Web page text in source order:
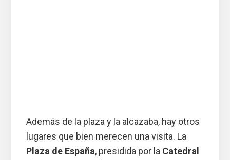
Además de la plaza y la alcazaba, hay otros
lugares que bien merecen una visita. La
Plaza de España, presidida por la Catedral